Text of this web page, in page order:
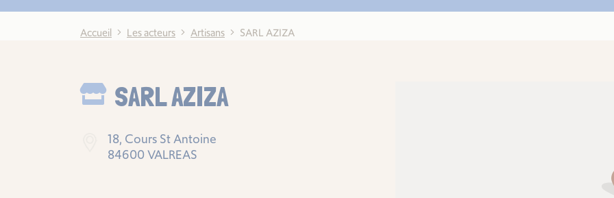
Accueil Les acteurs Artisans SARL AZIZA
SARL AZIZA
18, Cours St Antoine
84600 VALREAS